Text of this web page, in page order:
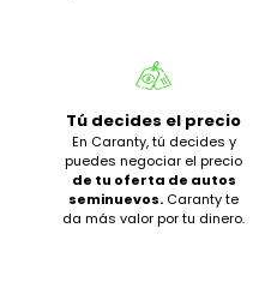
Tú decides el precio
En Caranty, tú decides y
puedes negociar el precio
de tu oferta de autos
seminuevos. Caranty te
da más valor por tu dinero.